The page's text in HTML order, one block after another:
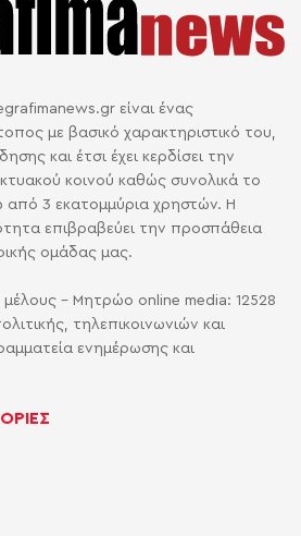
είναι ένας
με βασικό χαρακτηριστικό του,
και έτσι έχει κερδίσει την
κοινού καθώς συνολικά το
από 3 εκατομμύρια χρηστών. Η
επιβραβεύει την προσπάθεια
ομάδας μας.
- Μητρώο online media: 12528
τηλεπικοινωνιών και
ενημέρωσης και